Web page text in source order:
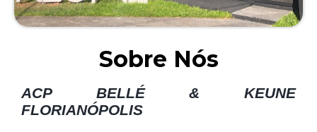
Sobre Nós
ACP BELLÉ & KEUNE
FLORIANÓPOLIS